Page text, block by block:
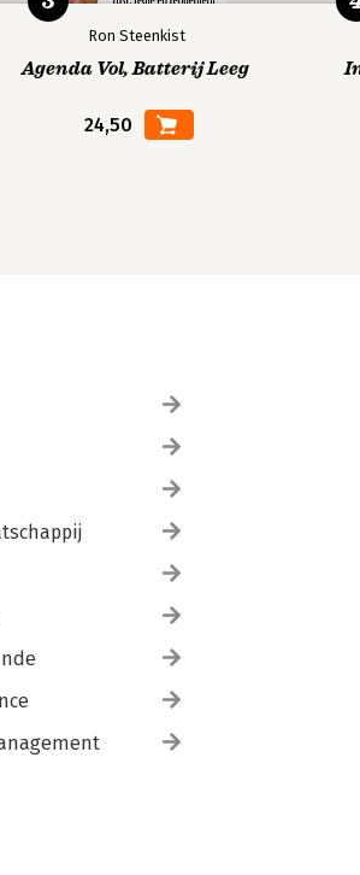
Ron Steenkist
Agenda Vol, Batterij Leeg
24,50